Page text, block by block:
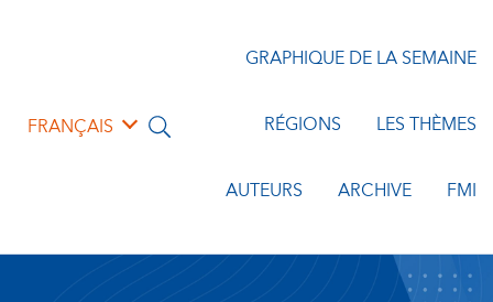
FRANÇAIS
GRAPHIQUE DE LA SEMAINE
RÉGIONS LES THÈMES
AUTEURS ARCHIVE FMI